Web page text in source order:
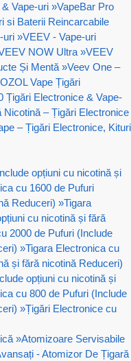
Vape-uri »VapeBar Pro
si Baterii Reincarcabile
uri »VEEV - Vape-uri
NOW Ultra »VEEV
Și Mentă »Veev One –
Vape Țigări
Țigări Electronice & Vape-
Nicotină – Țigări Electronice
– Țigări Electronice, Kituri
opțiuni cu nicotină și
cu 1600 de Pufuri
Reduceri) »Tigara
cu nicotină și fără
2000 de Pufuri (Include
»Tigara Electronica cu
și fără nicotină Reduceri)
opțiuni cu nicotină și
cu 800 de Pufuri (Include
»Țigări Electronice cu
»Atomizoare Servisabile
- Atomizor De Țigară